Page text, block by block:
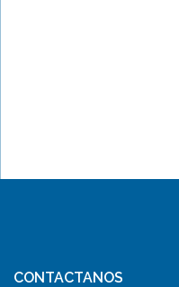
CONTACTANOS